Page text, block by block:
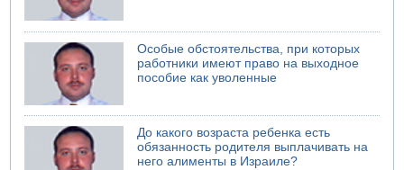
04.08.2026 19:20
районе Бейт-Шемеша вновь открыты для движения
Особые обстоятельства, при которых
работники имеют право на выходное
пособие как уволенные
До какого возраста ребенка есть
обязанность родителя выплачивать на
него алименты в Израиле?